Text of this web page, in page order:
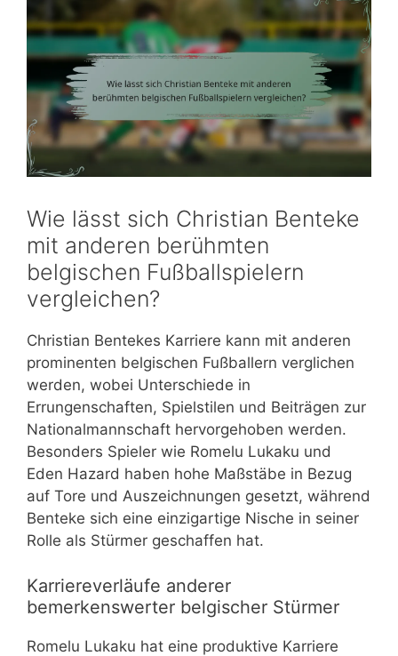
Wie lässt sich Christian Benteke
mit anderen berühmten
belgischen Fußballspielern
vergleichen?
Christian Bentekes Karriere kann mit anderen
prominenten belgischen Fußballern verglichen
werden, wobei Unterschiede in
Errungenschaften, Spielstilen und Beiträgen zur
Nationalmannschaft hervorgehoben werden.
Besonders Spieler wie Romelu Lukaku und
Eden Hazard haben hohe Maßstäbe in Bezug
auf Tore und Auszeichnungen gesetzt, während
Benteke sich eine einzigartige Nische in seiner
Rolle als Stürmer geschaffen hat.
Karriereverläufe anderer
bemerkenswerter belgischer Stürmer
Romelu Lukaku hat eine produktive Karriere